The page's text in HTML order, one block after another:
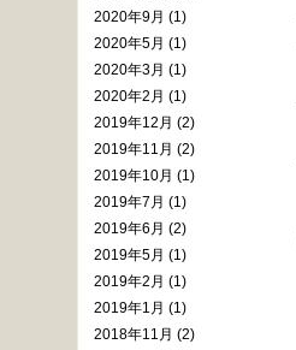
2020年9月 (1)
2020年5月 (1)
2020年3月 (1)
2020年2月 (1)
2019年12月 (2)
2019年11月 (2)
2019年10月 (1)
2019年7月 (1)
2019年6月 (2)
2019年5月 (1)
2019年2月 (1)
2019年1月 (1)
2018年11月 (2)